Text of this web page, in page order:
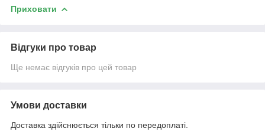
Приховати
Відгуки про товар
Ще немає відгуків про цей товар
Умови доставки
Доставка здійснюється тільки по передоплаті.